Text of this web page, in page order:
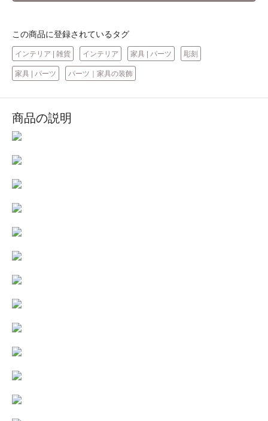
この商品に登録されているタグ
インテリア | 雑貨 インテリア 家具 | パーツ 彫刻
家具 | パーツ パーツ｜家具の装飾
商品の説明